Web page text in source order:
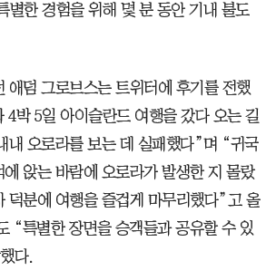
별한 경험을 위해 몇 분 동안 기내 불도
애덤 그로브스는 트위터에 후기를 전했
4박 5일 아이슬란드 여행을 갔다 오는 길
내 오로라를 보는 데 실패했다”며 “귀국
앉는 바람에 오로라가 발생한 지 몰랐
덕분에 여행을 즐겁게 마무리했다”고 올
“특별한 장면을 승객들과 공유할 수 있
다.